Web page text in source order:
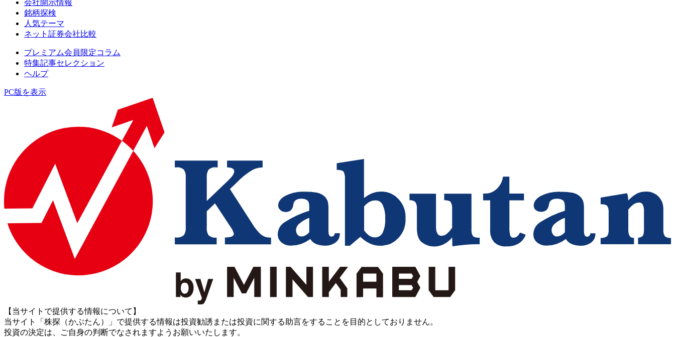
会社開示情報
銘柄探検
人気テーマ
ネット証券会社比較
プレミアム会員限定コラム
特集記事セレクション
ヘルプ
PC版を表示
【当サイトで提供する情報について】
当サイト「株探（かぶたん）」で提供する情報は投資勧誘または投資に関する助言をすることを目的としておりません。
投資の決定は、ご自身の判断でなされますようお願いいたします。